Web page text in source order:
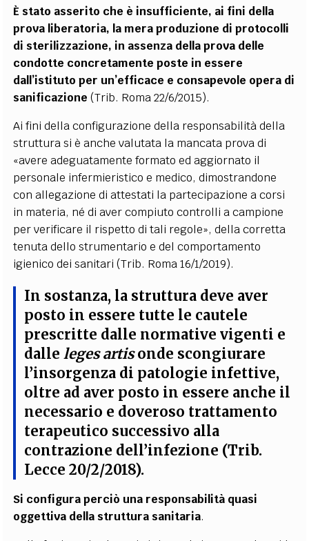
È stato asserito che è insufficiente, ai fini della
prova liberatoria, la mera produzione di protocolli
di sterilizzazione, in assenza della prova delle
condotte concretamente poste in essere
dall’istituto per un’efficace e consapevole opera di
sanificazione (Trib. Roma 22/6/2015).
Ai fini della configurazione della responsabilità della
struttura si è anche valutata la mancata prova di
«avere adeguatamente formato ed aggiornato il
personale infermieristico e medico, dimostrandone
con allegazione di attestati la partecipazione a corsi
in materia, né di aver compiuto controlli a campione
per verificare il rispetto di tali regole», della corretta
tenuta dello strumentario e del comportamento
igienico dei sanitari (Trib. Roma 16/1/2019).
In sostanza, la struttura deve aver
posto in essere tutte le cautele
prescritte dalle normative vigenti e
dalleleges artisonde scongiurare
l’insorgenza di patologie infettive,
oltre ad aver posto in essere anche il
necessario e doveroso trattamento
terapeutico successivo alla
contrazione dell’infezione (Trib.
Lecce 20/2/2018).
Si configura perciò una responsabilità quasi
oggettiva della struttura sanitaria.